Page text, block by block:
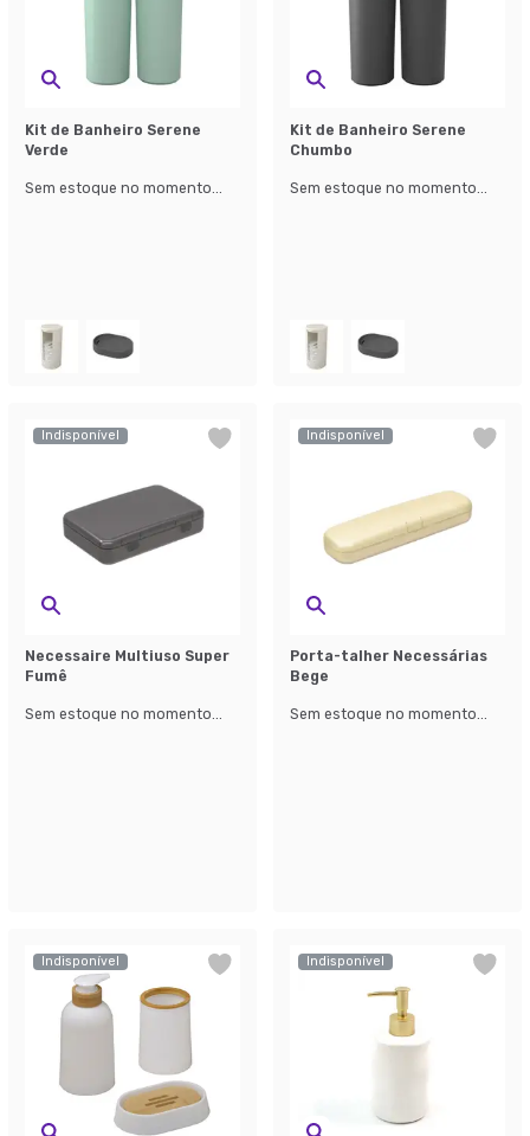
Kit de Banheiro Serene
Verde
Sem estoque no momento...
Kit de Banheiro Serene
Chumbo
Sem estoque no momento...
Indisponível
Necessaire Multiuso Super
Fumê
Sem estoque no momento...
Indisponível
Porta-talher Necessárias
Bege
Sem estoque no momento...
Indisponível Indisponível